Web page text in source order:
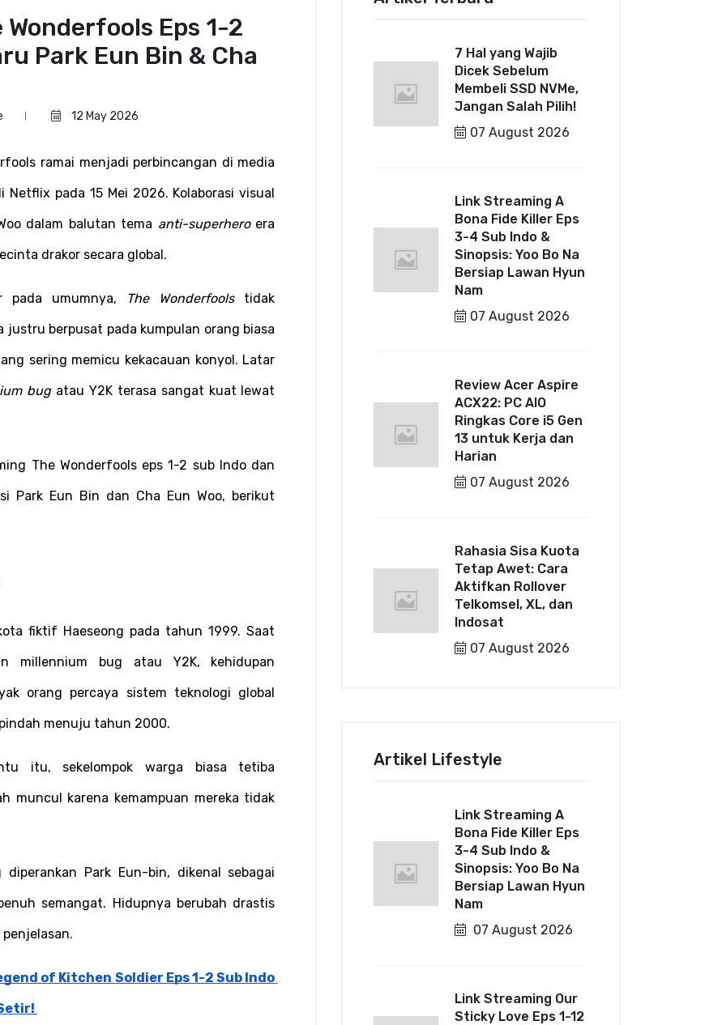
Eps 1-2
Park Eun Bin & Cha
12 May 2026
ramai menjadi perbincangan di media
pada 15 Mei 2026. Kolaborasi visual
dalam balutan tema anti-superhero era
drakor secara global.
pada umumnya, The Wonderfools tidak
justru berpusat pada kumpulan orang biasa
sering memicu kekacauan konyol. Latar
bug atau Y2K terasa sangat kuat lewat
The Wonderfools eps 1-2 sub Indo dan
Park Eun Bin dan Cha Eun Woo, berikut
fiktif Haeseong pada tahun 1999. Saat
millennium bug atau Y2K, kehidupan
orang percaya sistem teknologi global
menuju tahun 2000.
itu, sekelompok warga biasa tetiba
muncul karena kemampuan mereka tidak
Park Eun-bin, dikenal sebagai
semangat. Hidupnya berubah drastis
of Kitchen Soldier Eps 1-2 Sub Indo
7 Hal yang Wajib
Dicek Sebelum
Membeli SSD NVMe,
Jangan Salah Pilih!
07 August 2026
Link Streaming A
Bona Fide Killer Eps
3-4 Sub Indo &
Sinopsis: Yoo Bo Na
Bersiap Lawan Hyun
Nam
07 August 2026
Review Acer Aspire
ACX22: PC AIO
Ringkas Core i5 Gen
13 untuk Kerja dan
Harian
07 August 2026
Rahasia Sisa Kuota
Tetap Awet: Cara
Aktifkan Rollover
Telkomsel, XL, dan
Indosat
07 August 2026
Artikel Lifestyle
Link Streaming A
Bona Fide Killer Eps
3-4 Sub Indo &
Sinopsis: Yoo Bo Na
Bersiap Lawan Hyun
Nam
07 August 2026
Link Streaming Our
Sticky Love Eps 1-12